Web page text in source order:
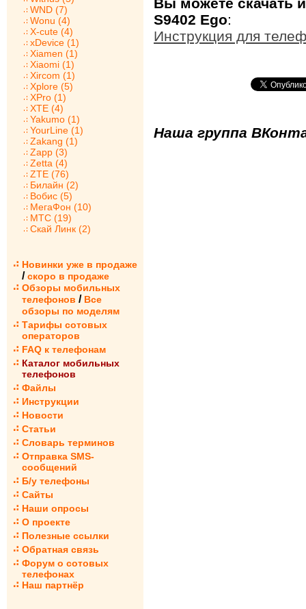
WND (7)
Wonu (4)
X-cute (4)
xDevice (1)
Xiamen (1)
Xiaomi (1)
Xircom (1)
Xplore (5)
XPro (1)
XTE (4)
Yakumo (1)
YourLine (1)
Zakang (1)
Zapp (3)
Zetta (4)
ZTE (76)
Билайн (2)
Вобис (5)
МегаФон (10)
МТС (19)
Скай Линк (2)
Новинки уже в продаже
/ скоро в продаже
Обзоры мобильных
телефонов / Все
обзоры по моделям
Тарифы сотовых
операторов
FAQ к телефонам
Каталог мобильных
телефонов
Файлы
Инструкции
Новости
Статьи
Словарь терминов
Отправка SMS-
сообщений
Б/у телефоны
Сайты
Наши опросы
О проекте
Полезные ссылки
Обратная связь
Форум о сотовых
телефонах
Наш партнёр
Вы можете скачать
S9402 Ego:
Инструкция для
Наша группа